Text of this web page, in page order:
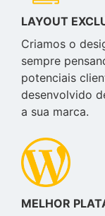
LAYOUT
Criamos o
sempre
potenciais
desenvolvido
a sua marca.
MELHOR